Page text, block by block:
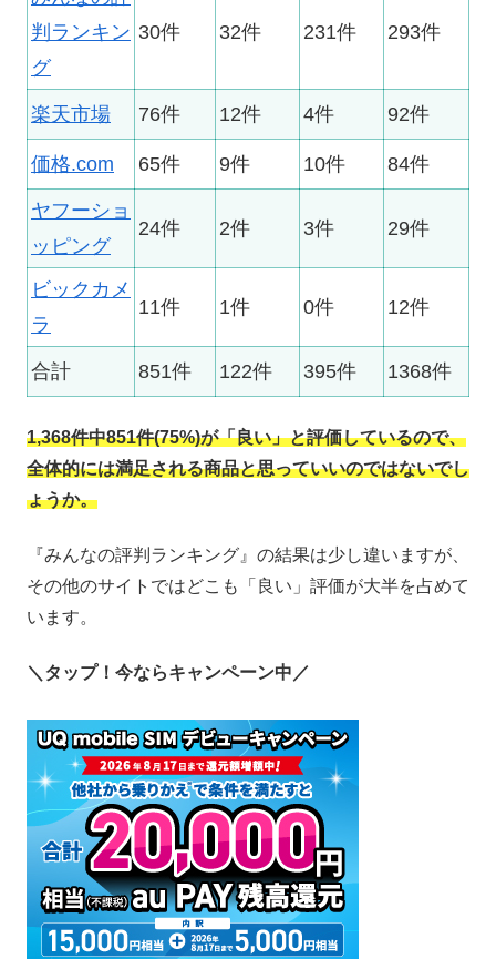
判ランキン
グ
30件 32件 231件 293件
楽天市場 76件 12件 4件 92件
価格.com 65件 9件 10件 84件
ヤフーショ
ッピング
24件 2件 3件 29件
ビックカメ
ラ
11件 1件 0件 12件
合計 851件 122件 395件 1368件
1,368件中851件(75%)が「良い」と評価しているので、
全体的には満足される商品と思っていいのではないでし
ょうか。
『みんなの評判ランキング』の結果は少し違いますが、
その他のサイトではどこも「良い」評価が大半を占めて
います。
＼タップ！今ならキャンペーン中／